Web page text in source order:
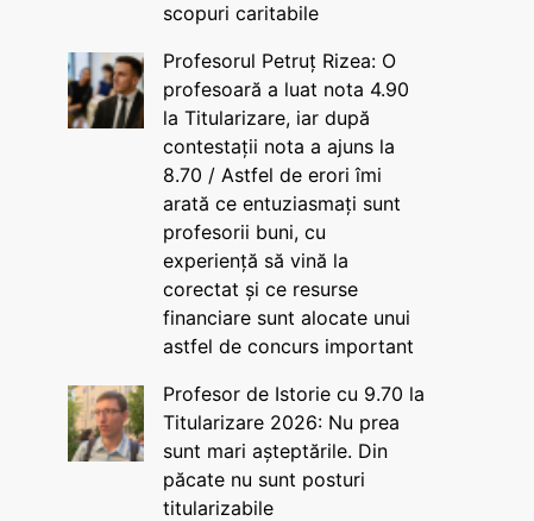
scopuri caritabile
Profesorul Petruț Rizea: O
profesoară a luat nota 4.90
la Titularizare, iar după
contestații nota a ajuns la
8.70 / Astfel de erori îmi
arată ce entuziasmați sunt
profesorii buni, cu
experiență să vină la
corectat și ce resurse
financiare sunt alocate unui
astfel de concurs important
Profesor de Istorie cu 9.70 la
Titularizare 2026: Nu prea
sunt mari așteptările. Din
păcate nu sunt posturi
titularizabile